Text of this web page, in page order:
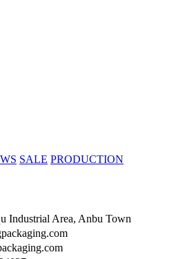
SALE PRODUCTION
Industrial Area, Anbu Town